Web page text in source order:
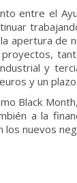
entre el
apertura de
y
y un
Black
a la
nuevos